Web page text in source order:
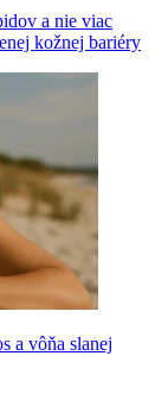
a nie viac
kožnej bariéry
a vôňa slanej